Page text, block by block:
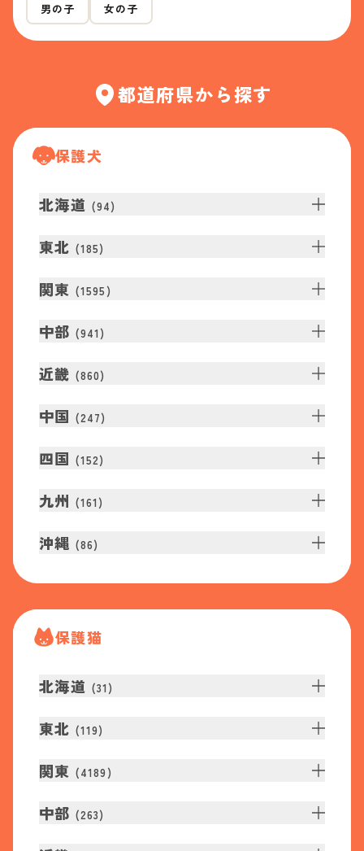
男の子 女の子
都道府県から探す
保護犬
北海道 (94)
東北 (185)
関東 (1595 )
中部 (941 )
近畿 (860)
中国 (247)
四国 (152)
九州 (161 )
沖縄 (86)
保護猫
北海道 (31 )
東北 (119)
関東 (4189 )
中部 (263)